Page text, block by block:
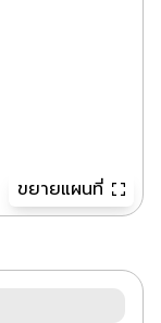
ขยายแผนที่